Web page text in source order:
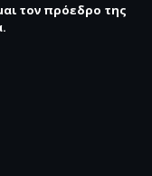
τον πρόεδρο της